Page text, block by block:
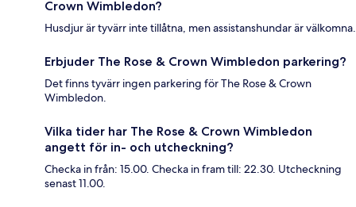
Crown Wimbledon?
Husdjur är tyvärr inte tillåtna, men assistanshundar är välkomna.
Erbjuder The Rose & Crown Wimbledon parkering?
Det finns tyvärr ingen parkering för The Rose & Crown
Wimbledon.
Vilka tider har The Rose & Crown Wimbledon
angett för in- och utcheckning?
Checka in från: 15.00. Checka in fram till: 22.30. Utcheckning
senast 11.00.